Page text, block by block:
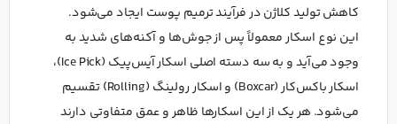
کاهش تولید کلاژن در فرآیند ترمیم پوست ایجاد می‌شود.
این نوع اسکار معمولاً پس از جوش‌ها و آکنه‌های شدید به
وجود می‌آید و به سه دسته اصلی اسکار آیس‌پیک (Ice Pick)،
اسکار باکس‌کار (Boxcar) و اسکار رولینگ (Rolling) تقسیم
می‌شود. هر یک از این اسکارها ظاهر و عمق متفاوتی دارند